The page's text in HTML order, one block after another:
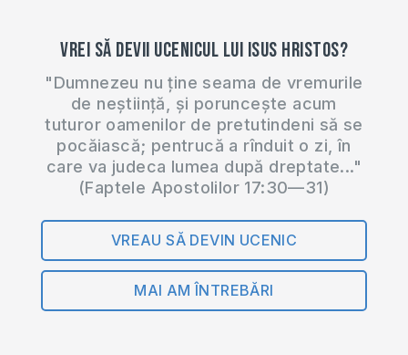
Vrei să devii ucenicul lui Isus Hristos?
"Dumnezeu nu ține seama de vremurile
de neștiință, și poruncește acum
tuturor oamenilor de pretutindeni să se
pocăiască; pentrucă a rînduit o zi, în
care va judeca lumea după dreptate..."
(Faptele Apostolilor 17:30—31)
VREAU SĂ DEVIN UCENIC
MAI AM ÎNTREBĂRI